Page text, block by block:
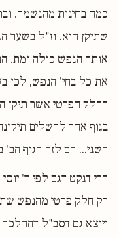
כמה בחינות מהנשמה.
שתיקן הוא. וז"ל בשער
אותה הנפש כולה ומת.
את כל בחי' הנפש, לכן
החלק הפרטי אשר תיקן
בגוף אחר להשלים
השני... הם לזה הגוף הב'
הרי דנקט דגם לפי ר'
רק חלק פרטי מהנפש
ויוצא גם דסב"ל